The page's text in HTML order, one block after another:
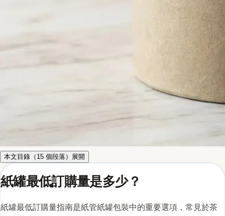
本文目錄（ 15 個段落） 展開
紙罐最低訂購量是多少？
紙罐最低訂購量指南是紙管紙罐包裝中的重要選項，常見於茶